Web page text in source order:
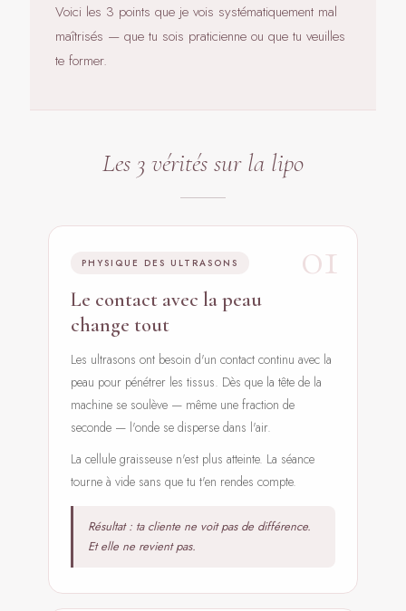
Voici les 3 points que je vois systématiquement mal
maîtrisés — que tu sois praticienne ou que tu veuilles
te former.
Les 3 vérités sur la lipo
01
PHYSIQUE DES ULTRASONS
Le contact avec la peau
change tout
Les ultrasons ont besoin d'un contact continu avec la
peau pour pénétrer les tissus. Dès que la tête de la
machine se soulève — même une fraction de
seconde — l'onde se disperse dans l'air.
La cellule graisseuse n'est plus atteinte. La séance
tourne à vide sans que tu t'en rendes compte.
Résultat : ta cliente ne voit pas de différence.
Et elle ne revient pas.